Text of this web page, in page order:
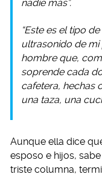
nadie más”.
“Este es el tipo
ultrasonido de mi
hombre que,
soprende cada
cafetera, hechas
una taza, una
Aunque ella dice
esposo e hijos,
triste columna,